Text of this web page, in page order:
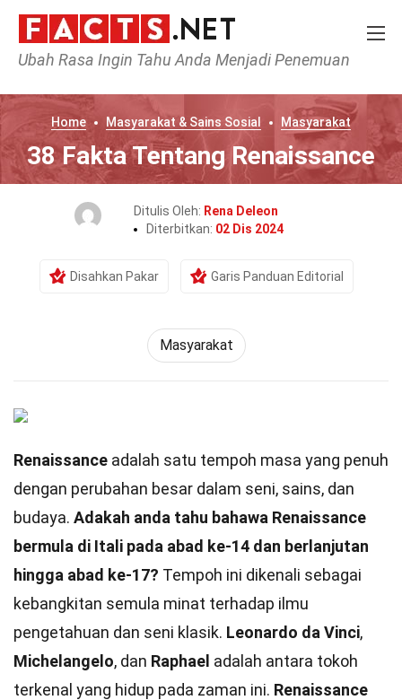
Ubah Rasa Ingin Tahu Anda Menjadi Penemuan
Home Masyarakat & Sains Sosial Masyarakat
38 Fakta Tentang Renaissance
Ditulis Oleh: Rena Deleon
Diterbitkan: 02 Dis 2024
Disahkan Pakar Garis Panduan Editorial
Masyarakat
Renaissance adalah satu tempoh masa yang penuh
dengan perubahan besar dalam seni, sains, dan
budaya. Adakah anda tahu bahawa Renaissance
bermula di Itali pada abad ke-14 dan berlanjutan
hingga abad ke-17? Tempoh ini dikenali sebagai
kebangkitan semula minat terhadap ilmu
pengetahuan dan seni klasik. Leonardo da Vinci,
Michelangelo, dan Raphael adalah antara tokoh
terkenal yang hidup pada zaman ini. Renaissance